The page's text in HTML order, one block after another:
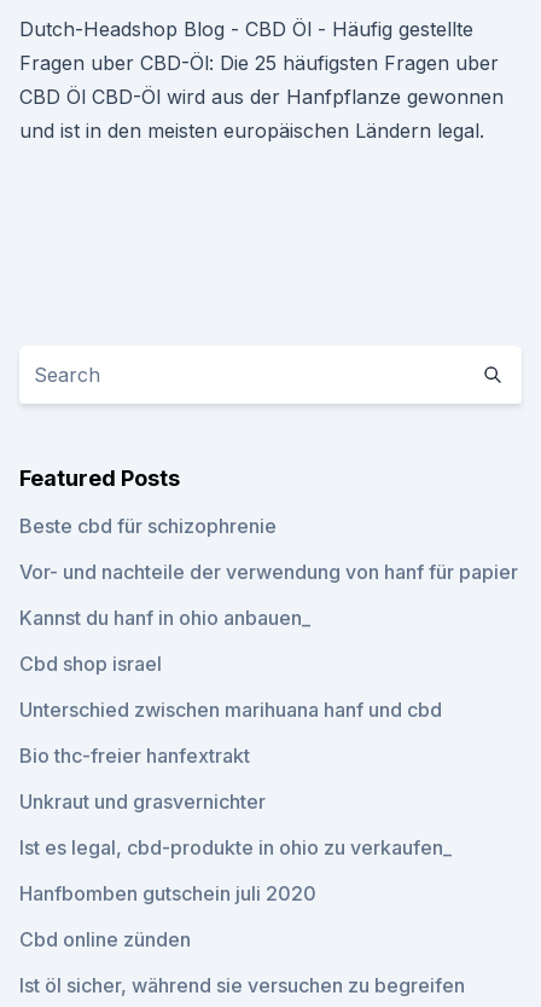
Dutch-Headshop Blog - CBD Öl - Häufig gestellte
Fragen uber CBD-Öl: Die 25 häufigsten Fragen uber
CBD Öl CBD-Öl wird aus der Hanfpflanze gewonnen
und ist in den meisten europäischen Ländern legal.
Featured Posts
Beste cbd für schizophrenie
Vor- und nachteile der verwendung von hanf für papier
Kannst du hanf in ohio anbauen_
Cbd shop israel
Unterschied zwischen marihuana hanf und cbd
Bio thc-freier hanfextrakt
Unkraut und grasvernichter
Ist es legal, cbd-produkte in ohio zu verkaufen_
Hanfbomben gutschein juli 2020
Cbd online zünden
Ist öl sicher, während sie versuchen zu begreifen